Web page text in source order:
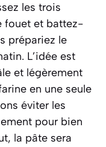
les trois
fouet et battez-
prépariez le
L’idée est
et légèrement
en une seule
éviter les
pour bien
la pâte sera